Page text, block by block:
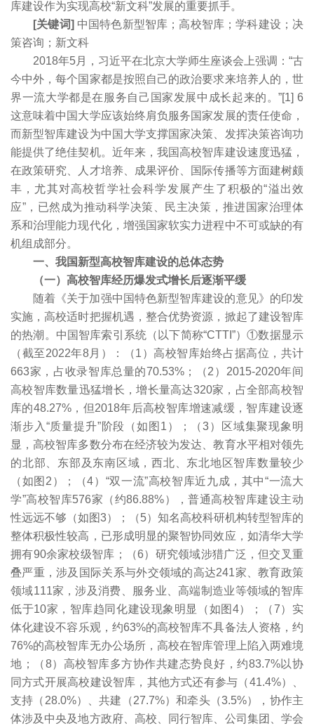
库建设作为实现高校“新文科”发展的重要抓手。
[关键词] 中国特色新型智库；高校智库；学科建设；决
策咨询；新文科
2018年5月，习近平在北京大学师生座谈会上强调：“古
今中外，每个国家都是按照自己的政治要求来培养人的，世
界一流大学都是在服务自己国家发展中成长起来的。”[1] 6
这意味着中国大学应该始终肩负服务国家发展的责任使命，
而新型智库建设为中国大学支撑国家决策、发挥决策咨询功
能提供了绝佳契机。近年来，我国高校智库建设速度迅猛，
在政策研究、人才培养、成果评价、国际传播等方面建树颇
丰，尤其对高校哲学社会科学发展产生了积极的“溢出效
应”，已然成为推动科学决策、民主决策，推进国家治理体
系和治理能力现代化，增强国家软实力进程中不可或缺的有
机组成部分。
一、我国新型高校智库建设的总体态势
（一）高校智库经历爆发式增长后逐渐平缓
随着《关于加强中国特色新型智库建设的意见》的印发
实施，高校适时把握机遇，整合优势资源，掀起了建设智库
的热潮。中国智库索引系统（以下简称“CTTI”）①数据显示
（截至2022年8月）：（1）高校智库始终占据高位，共计
663家，占收录智库总量的70.53%；（2）2015-2020年间
高校智库数量迅猛增长，增长量高达320家，占全部高校智
库的48.27%，但2018年后高校智库增速减缓，智库建设逐
渐步入“质量提升”阶段（如图1）；（3）区域集聚现象明
显，高校智库多数分布在经济较为发达、教育水平相对领先
的北部、东部及东南区域，西北、东北地区智库数量较少
（如图2）；（4）“双一流”高校智库近九成，其中“一流大
学”高校智库576家（约86.88%），普通高校智库建设主动
性远远不够（如图3）；（5）知名高校科研机构转型智库的
整体积极性较高，已形成明显的聚智协同效应，如清华大学
拥有90余家校级智库；（6）研究领域涉猎广泛，但交叉重
叠严重，涉及国际关系与外交领域的高达241家、教育政策
领域111家，涉及消费、服务业、高端制造业等领域的智库
低于10家，智库趋同化建设现象明显（如图4）；（7）实
体化建设不容乐观，约63%的高校智库不具备法人资格，约
76%的高校智库无办公场所，高校在智库管理上陷入两难境
地；（8）高校智库多方协作共建态势良好，约83.7%以协
同方式开展高校建设智库，其他方式还有参与（41.4%）、
支持（28.0%）、共建（27.7%）和牵头（3.5%），协作主
体涉及中央及地方政府、高校、同行智库、公司集团、学会